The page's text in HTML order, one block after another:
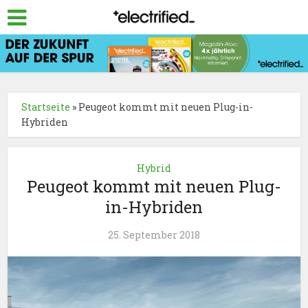
Startseite » Peugeot kommt mit neuen Plug-in-
Hybriden
Hybrid
Peugeot kommt mit neuen Plug-
in-Hybriden
25. September 2018